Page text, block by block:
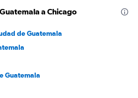
a Chicago
de Guatemala
Guatemala